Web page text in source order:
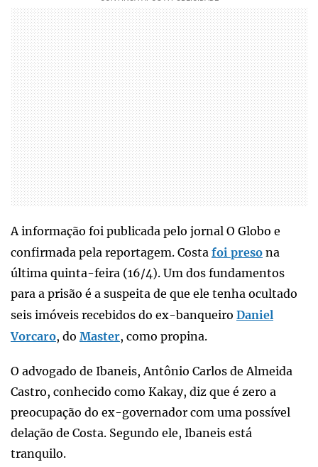
A informação foi publicada pelo jornal O Globo e
confirmada pela reportagem. Costa foi preso na
última quinta-feira (16/4). Um dos fundamentos
para a prisão é a suspeita de que ele tenha ocultado
seis imóveis recebidos do ex-banqueiro Daniel
Vorcaro, do Master, como propina.
O advogado de Ibaneis, Antônio Carlos de Almeida
Castro, conhecido como Kakay, diz que é zero a
preocupação do ex-governador com uma possível
delação de Costa. Segundo ele, Ibaneis está
tranquilo.